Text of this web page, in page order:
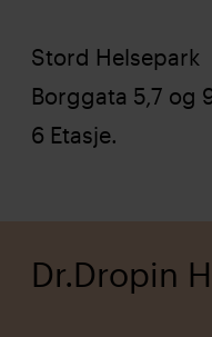
Stord Helsepark
Borggata 5,7 og
6 Etasje.
Dr.Dropin